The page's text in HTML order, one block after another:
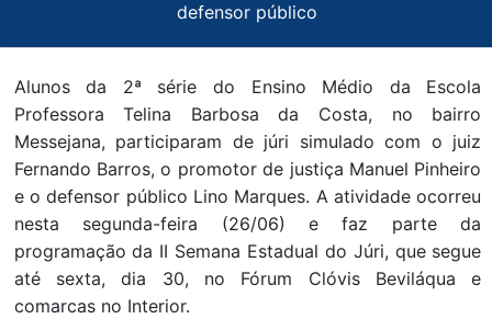
defensor público
Alunos da 2ª série do Ensino Médio da Escola
Professora Telina Barbosa da Costa, no bairro
Messejana, participaram de júri simulado com o juiz
Fernando Barros, o promotor de justiça Manuel Pinheiro
e o defensor público Lino Marques. A atividade ocorreu
nesta segunda-feira (26/06) e faz parte da
programação da II Semana Estadual do Júri, que segue
até sexta, dia 30, no Fórum Clóvis Beviláqua e
comarcas no Interior.